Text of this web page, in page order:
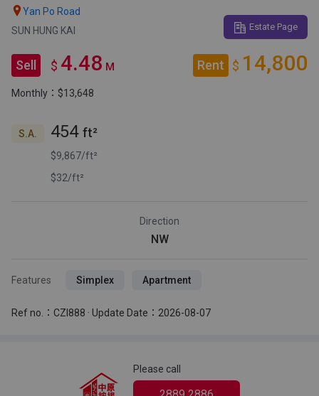
Yan Po Road
SUN HUNG KAI
Estate Page
Sell $ 4.48 M Rent $ 14,800
Monthly：$13,648
S.A. 454 ft²
$9,867/ft²
$32/ft²
Direction
NW
Features Simplex Apartment
Ref no.：CZI888 · Update Date：2026-08-07
Please call